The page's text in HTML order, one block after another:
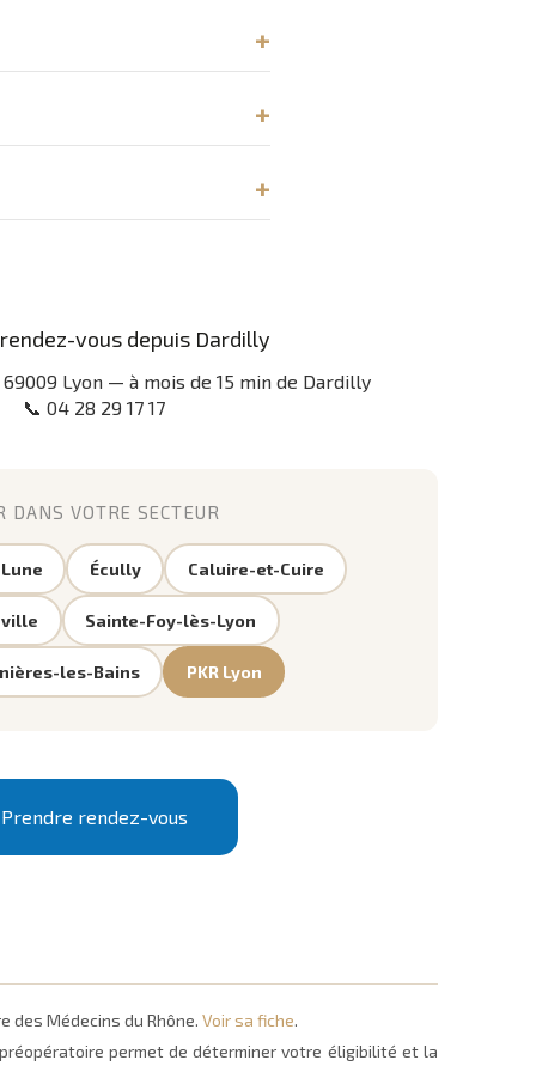
vous depuis Dardilly
69009 Lyon — à mois de 15 min de Dardilly
📞 04 28 29 17 17
DANS VOTRE SECTEUR
Écully Caluire-et-Cuire
Sainte-Foy-lès-Lyon
les-Bains PKR Lyon
Prendre rendez-vous
des Médecins du Rhône. Voir sa fiche.
permet de déterminer votre éligibilité et la